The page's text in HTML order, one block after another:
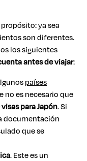
ya sea
son diferentes.
los siguientes
antes de viajar:
países
no es necesario que
para Japón. Si
documentación
que se
. Este es un